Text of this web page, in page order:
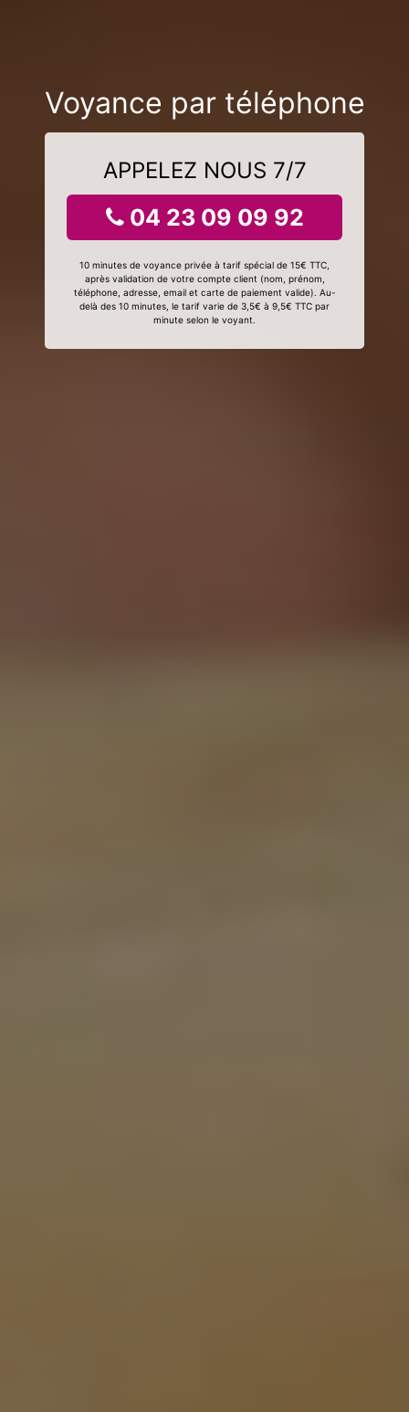
Voyance par téléphone
APPELEZ NOUS 7/7
04 23 09 09 92
10 minutes de voyance privée à tarif spécial de 15€ TTC,
après validation de votre compte client (nom, prénom,
téléphone, adresse, email et carte de paiement valide). Au-
delà des 10 minutes, le tarif varie de 3,5€ à 9,5€ TTC par
minute selon le voyant.